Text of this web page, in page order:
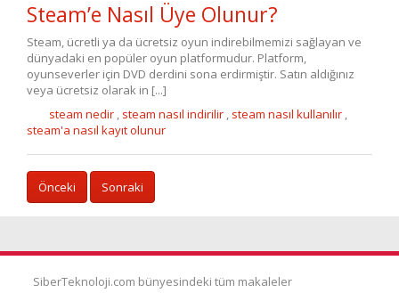
Steam’e Nasıl Üye Olunur?
Steam, ücretli ya da ücretsiz oyun indirebilmemizi sağlayan ve
dünyadaki en popüler oyun platformudur. Platform,
oyunseverler için DVD derdini sona erdirmiştir. Satın aldığınız
veya ücretsiz olarak in [...]
steam nedir, steam nasıl indirilir, steam nasıl kullanılır,
steam'a nasıl kayıt olunur
Önceki Sonraki
SiberTeknoloji.com bünyesindeki tüm makaleler